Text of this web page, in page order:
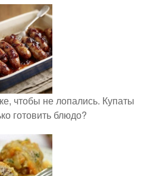
чтобы не лопались. Купаты
готовить блюдо?